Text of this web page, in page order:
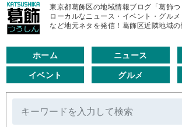
東京都葛飾区の地域情報ブログ「葛飾つ
ローカルなニュース・イベント・グル
など地元ネタを発信！葛飾区近隣地域の
ホーム ニュース
イベント グルメ